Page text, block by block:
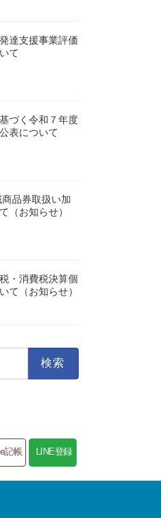
達支援事業評価
て
づく令和７年度
表について
品券取扱い加
（お知らせ）
・消費税決算個
て（お知らせ）
記帳 LINE登録